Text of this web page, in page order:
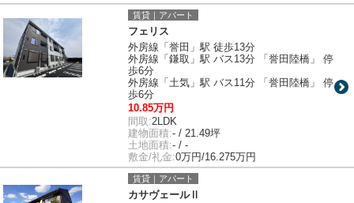
賃貸｜アパート
フェリス
外房線「誉田」駅 徒歩13分
外房線「鎌取」駅 バス13分 「誉田陸橋」 停
歩6分
外房線「土気」駅 バス11分 「誉田陸橋」 停
歩6分
10.85万円
間取:2LDK
建物面積:- / 21.49坪
土地面積:- / -
敷金/礼金:0万円/16.275万円
賃貸｜アパート
カサヴェールⅡ